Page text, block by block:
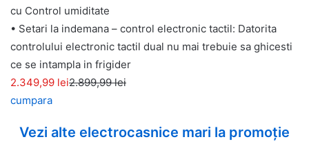
cu Control umiditate
• Setari la indemana – control electronic tactil: Datorita
controlului electronic tactil dual nu mai trebuie sa ghicesti
ce se intampla in frigider
2.349,99 lei2.899,99 lei
cumpara
Vezi alte electrocasnice mari la promoție